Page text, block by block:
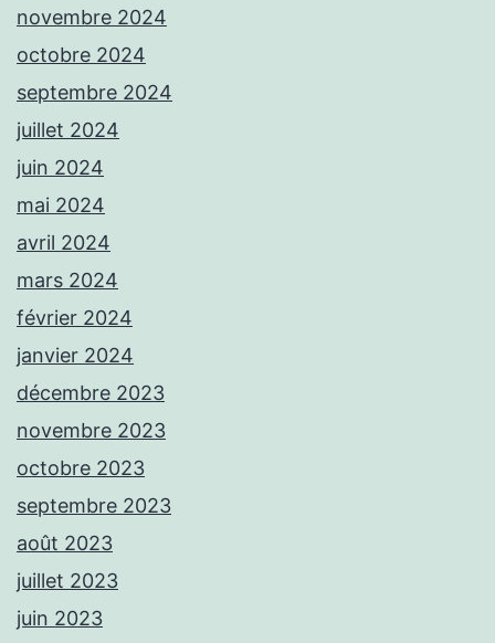
novembre 2024
octobre 2024
septembre 2024
juillet 2024
juin 2024
mai 2024
avril 2024
mars 2024
février 2024
janvier 2024
décembre 2023
novembre 2023
octobre 2023
septembre 2023
août 2023
juillet 2023
juin 2023